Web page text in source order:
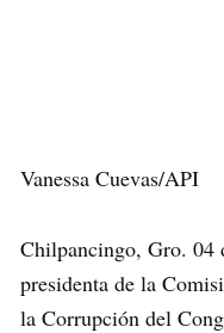
Vanessa Cuevas/API
Chilpancingo, Gro. 04
presidenta de la
la Corrupción del